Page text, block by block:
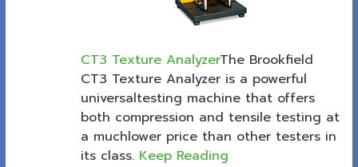
CT3 Texture AnalyzerThe Brookfield
CT3 Texture Analyzer is a powerful
universaltesting machine that offers
both compression and tensile testing at
a muchlower price than other testers in
its class. Keep Reading